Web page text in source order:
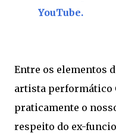
YouTube.
Entre os elementos
artista performático
praticamente o
respeito do ex-